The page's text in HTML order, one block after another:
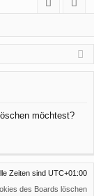
m
el
n
ist
rie
n
möchtest?
Zeiten sind UTC+01:00
des Boards löschen